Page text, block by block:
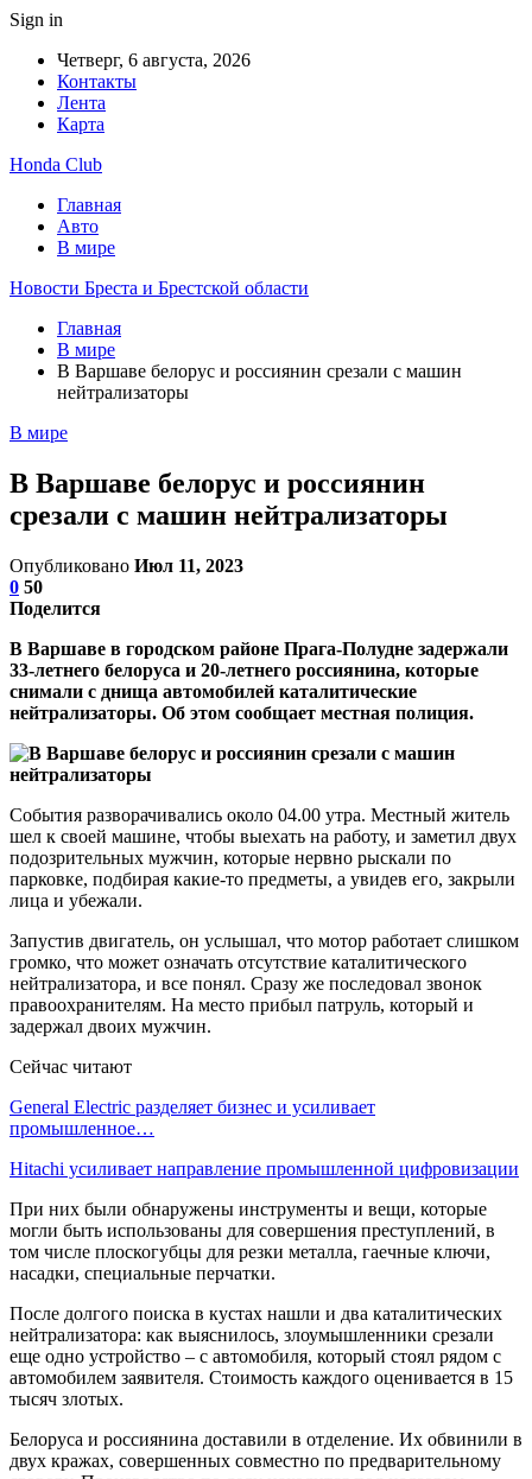
Sign in
Четверг, 6 августа, 2026
Контакты
Лента
Карта
Honda Club
Главная
Авто
В мире
Новости Бреста и Брестской области
Главная
В мире
В Варшаве белорус и россиянин срезали с машин
нейтрализаторы
В мире
В Варшаве белорус и россиянин
срезали с машин нейтрализаторы
Опубликовано Июл 11, 2023
0 50
Поделится
В Варшаве в городском районе Прага-Полудне задержали
33-летнего белоруса и 20-летнего россиянина, которые
снимали с днища автомобилей каталитические
нейтрализаторы. Об этом сообщает местная полиция.
События разворачивались около 04.00 утра. Местный житель
шел к своей машине, чтобы выехать на работу, и заметил двух
подозрительных мужчин, которые нервно рыскали по
парковке, подбирая какие-то предметы, а увидев его, закрыли
лица и убежали.
Запустив двигатель, он услышал, что мотор работает слишком
громко, что может означать отсутствие каталитического
нейтрализатора, и все понял. Сразу же последовал звонок
правоохранителям. На место прибыл патруль, который и
задержал двоих мужчин.
Сейчас читают
General Electric разделяет бизнес и усиливает
промышленное…
Hitachi усиливает направление промышленной цифровизации
При них были обнаружены инструменты и вещи, которые
могли быть использованы для совершения преступлений, в
том числе плоскогубцы для резки металла, гаечные ключи,
насадки, специальные перчатки.
После долгого поиска в кустах нашли и два каталитических
нейтрализатора: как выяснилось, злоумышленники срезали
еще одно устройство – с автомобиля, который стоял рядом с
автомобилем заявителя. Стоимость каждого оценивается в 15
тысяч злотых.
Белоруса и россиянина доставили в отделение. Их обвинили в
двух кражах, совершенных совместно по предварительному